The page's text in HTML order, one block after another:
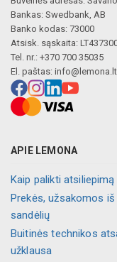
Bankas: Swedbank, AB
Banko kodas: 73000
Atsisk. sąskaita:
Tel. nr.: +370 700 35035
El. paštas: info@lemona.lt
APIE LEMONA
Kaip palikti atsiliepimą
Prekės, užsakomos
sandėlių
Buitinės technikos
užklausa